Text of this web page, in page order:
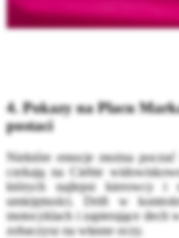
4. Pokazy na Placu
postaci
Niektóre emocje można
czekają na Ciebie
których najlepsi kierowcy i
umiejętności. Drift w
motocyklach i zapierające dech
zobaczysz na własne oczy.